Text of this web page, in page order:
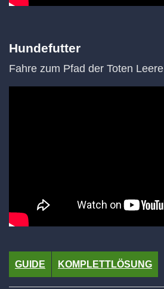
Hundefutter
Fahre zum Pfad der Toten Leere
GUIDE KOMPLETTLÖSUNG